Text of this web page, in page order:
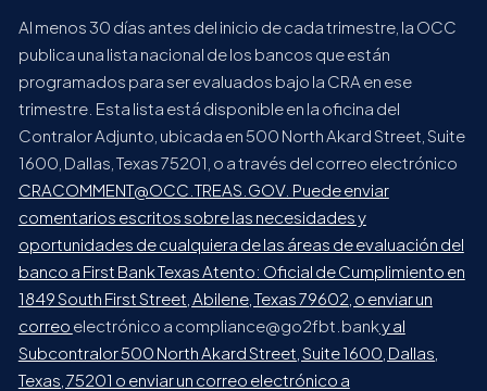
Al menos 30 días antes del inicio de cada trimestre, la OCC
publica una lista nacional de los bancos que están
programados para ser evaluados bajo la CRA en ese
trimestre. Esta lista está disponible en la oficina del
Contralor Adjunto, ubicada en 500 North Akard Street, Suite
1600, Dallas, Texas 75201, o a través del correo electrónico
CRACOMMENT@OCC.TREAS.GOV. Puede enviar
comentarios escritos sobre las necesidades y
oportunidades de cualquiera de las áreas de evaluación del
banco a First Bank Texas Atento: Oficial de Cumplimiento en
1849 South First Street, Abilene, Texas 79602, o enviar un
correo electrónico a compliance@go2fbt.banky al
Subcontralor 500 North Akard Street, Suite 1600, Dallas,
Texas, 75201 o enviar un correo electrónico a